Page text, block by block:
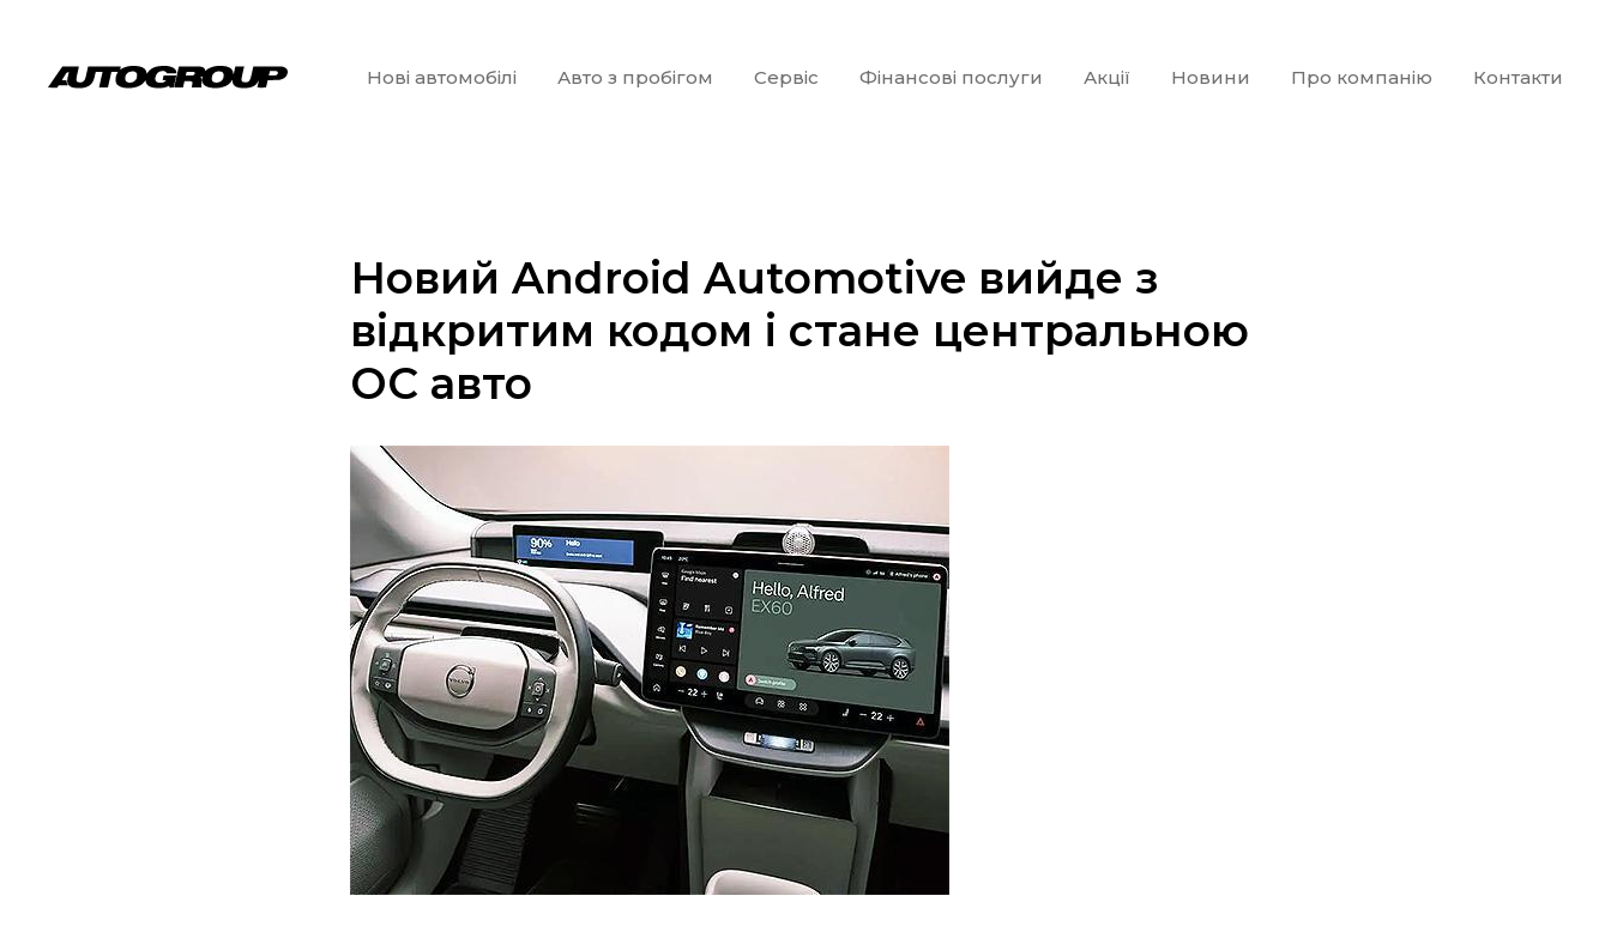
Нові автомобілі Авто з пробігом Сервіс Фінансові послуги Акції Новини Про компанію Контакти
Новий Android Automotive вийде з
відкритим кодом і стане центральною
ОС авто